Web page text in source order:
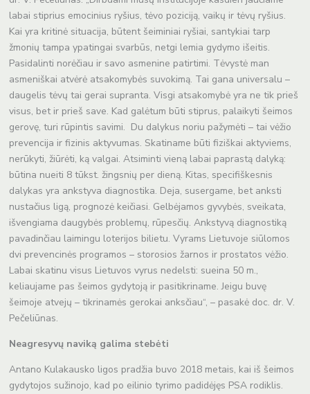
labai stiprius emocinius ryšius, tėvo poziciją, vaikų ir tėvų ryšius.
Kai yra kritinė situacija, būtent šeiminiai ryšiai, santykiai tarp
žmonių tampa ypatingai svarbūs, netgi lemia gydymo išeitis.
Pasidalinti norėčiau ir savo asmenine patirtimi. Tėvystė man
asmeniškai atvėrė atsakomybės suvokimą. Tai gana universalu –
daugelis tėvų tai gerai supranta. Visgi atsakomybė yra ne tik prieš
visus, bet ir prieš save. Kad galėtum būti stiprus, palaikyti šeimos
gerovę, turi rūpintis savimi. Du dalykus noriu pažymėti – tai vėžio
prevencija ir fizinis aktyvumas. Skatiname būti fiziškai aktyviems,
nerūkyti, žiūrėti, ką valgai. Atsiminti vieną labai paprastą dalyką:
būtina nueiti 8 tūkst. žingsnių per dieną. Kitas, specifiškesnis
dalykas yra ankstyva diagnostika. Deja, susergame, bet anksti
nustačius ligą, prognozė keičiasi. Gelbėjamos gyvybės, sveikata,
išvengiama daugybės problemų, rūpesčių. Ankstyvą diagnostiką
pavadinčiau laimingu loterijos bilietu. Vyrams Lietuvoje siūlomos
dvi prevencinės programos – storosios žarnos ir prostatos vėžio.
Labai skatinu visus Lietuvos vyrus nedelsti: sueina 50 m.,
keliaujame pas šeimos gydytoją ir pasitikriname. Jeigu buvę
šeimoje atvejų – tikrinamės gerokai anksčiau“, – pasakė doc. dr. V.
Pečeliūnas.
Neagresyvų naviką galima stebėti
Antano Kulakausko ligos pradžia buvo 2018 metais, kai iš šeimos
gydytojos sužinojo, kad po eilinio tyrimo padidėjęs PSA rodiklis.